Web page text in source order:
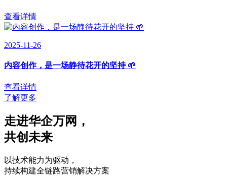
查看详情
2025-11-26
内容创作，是一场静待花开的坚持 🌱
查看详情
了解更多
走进华企万网 ，
共创未来
以技术能力为驱动 ，
持续构建全链路营销解决方案